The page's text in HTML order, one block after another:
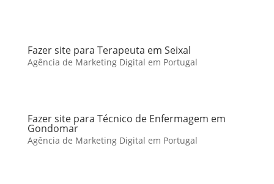
Fazer site para Terapeuta em Seixal
Agência de Marketing Digital em Portugal
Fazer site para Técnico de Enfermagem em
Gondomar
Agência de Marketing Digital em Portugal